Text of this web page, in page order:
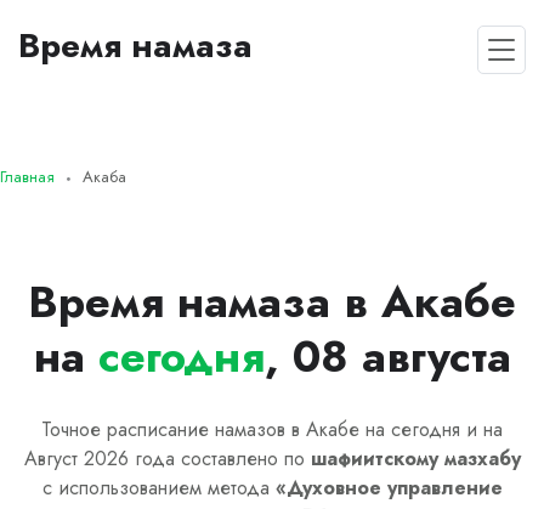
Время намаза
Главная Акаба
Время намаза в Акабе
на сегодня, 08 августа
Точное расписание намазов в Акабе на сегодня и на
Август 2026 года составлено по шафиитскомумазхабу
с использованием метода «Духовное управление